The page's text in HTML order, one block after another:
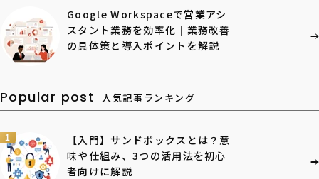
Google Workspaceで営業アシ
スタント業務を効率化｜業務改善
の具体策と導入ポイントを解説
Popular post 人気記事ランキング
1
【入門】サンドボックスとは？意
味や仕組み、3つの活用法を初心
者向けに解説